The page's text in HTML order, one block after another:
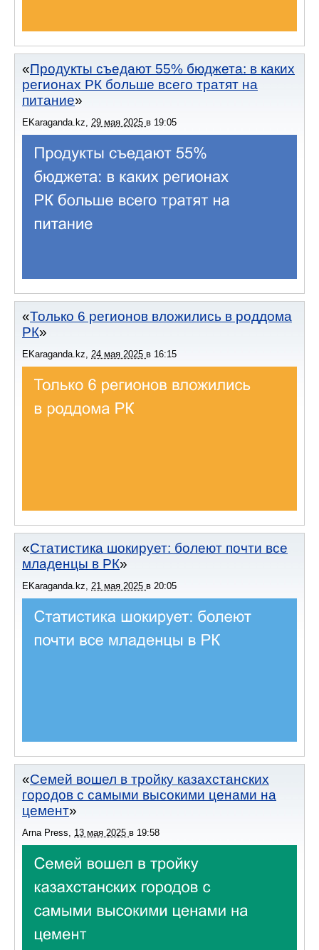
Продукты съедают 55% бюджета: в каких
регионах РК больше всего тратят на
питание
EKaraganda.kz 29 мая 2025 в 19:05
Только 6 регионов вложились в роддома
РК
EKaraganda.kz 24 мая 2025 в 16:15
Статистика шокирует: болеют почти все
младенцы в РК
EKaraganda.kz 21 мая 2025 в 20:05
Семей вошел в тройку казахстанских
городов с самыми высокими ценами на
цемент
Arna Press, 13 мая 2025 в 19:58